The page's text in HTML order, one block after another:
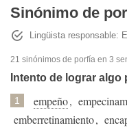
Sinónimo de
Lingüista responsable:
21 sinónimos de porfía en 3
Intento de lograr algo
1 empeño,
emberretinamiento,